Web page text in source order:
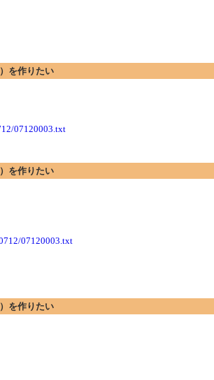
を作りたい
07120003.txt
を作りたい
07120003.txt
を作りたい